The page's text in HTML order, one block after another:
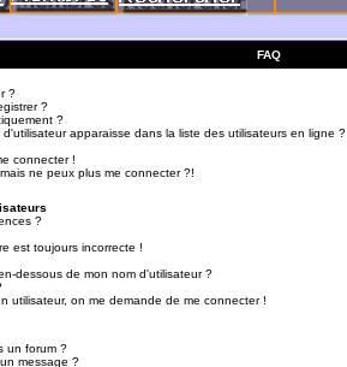
FAQ
?
?
?
apparaisse dans la liste des utilisateurs en ligne ?
connecter !
ne peux plus me connecter ?!
?
est toujours incorrecte !
dessous de mon nom d'utilisateur ?
utilisateur, on me demande de me connecter !
un forum ?
message ?